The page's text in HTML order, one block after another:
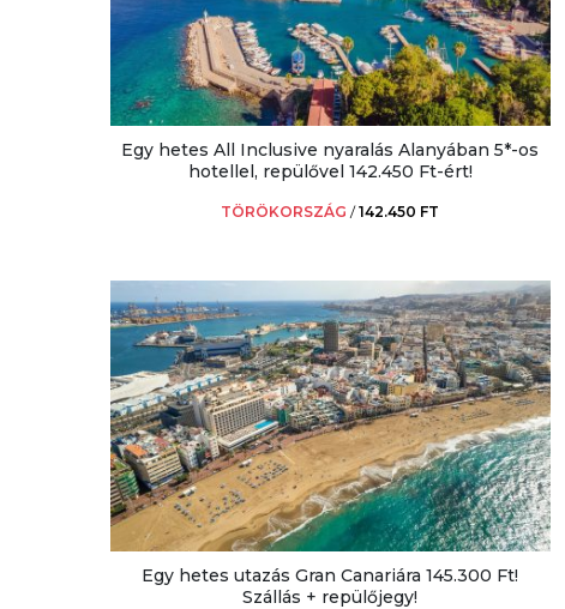
Egy hetes All Inclusive nyaralás Alanyában 5*-os
hotellel, repülővel 142.450 Ft-ért!
TÖRÖKORSZÁG /142.450 FT
Egy hetes utazás Gran Canariára 145.300 Ft!
Szállás + repülőjegy!